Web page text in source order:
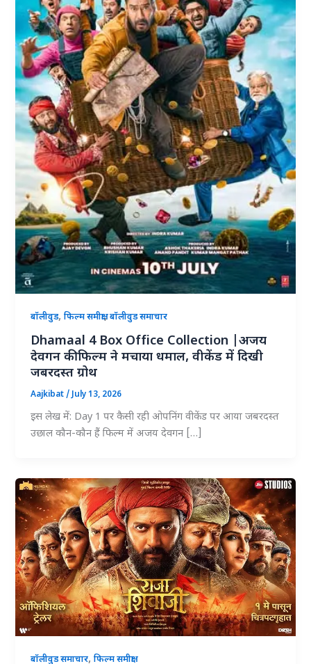
बॉलीवुड,फिल्म समीक्षा,बॉलीवुड समाचार
Dhamaal 4 Box Office Collection |अजय
देवगन की फिल्म ने मचाया धमाल, वीकेंड में दिखी
जबरदस्त ग्रोथ
Aajkibat/July 13, 2026
इस लेख में: Day 1 पर कैसी रही ओपनिंग वीकेंड पर आया जबरदस्त
उछाल कौन-कौन हैं फिल्म में अजय देवगन […]
बॉलीवुड समाचार,फिल्म समीक्षा